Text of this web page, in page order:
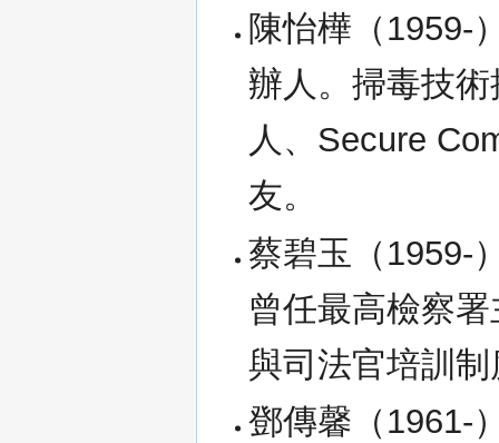
陳怡樺（1959-
辦人。掃毒技
人、Secure
友。
蔡碧玉（1959-
曾任最高檢察
與司法官培訓
鄧傳馨（1961-